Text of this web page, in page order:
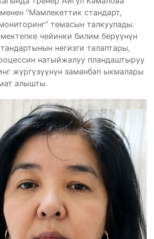
“Мамлекеттик стандарт,
темасын талкуулады.
чейинки билим берүүнүн
негизги талаптары,
натыйжалуу пландаштыруу
жүргүзүүнүн заманбап ыкмалары
алышты.